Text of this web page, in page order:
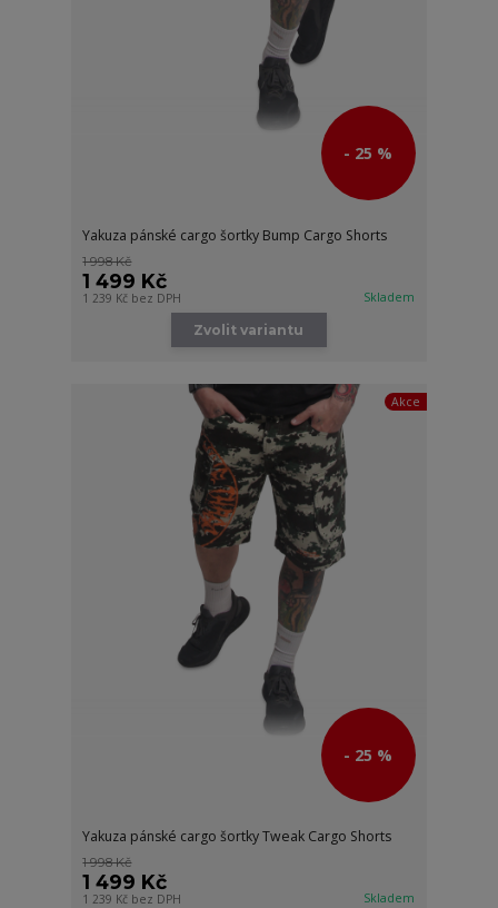
- 25 %
Yakuza pánské cargo šortky Bump Cargo Shorts
1 998 Kč
1 499 Kč
1 239 Kč bez DPH Skladem
Zvolit variantu
Akce
- 25 %
Yakuza pánské cargo šortky Tweak Cargo Shorts
1 998 Kč
1 499 Kč
1 239 Kč bez DPH Skladem